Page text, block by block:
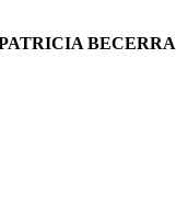
BECERRA